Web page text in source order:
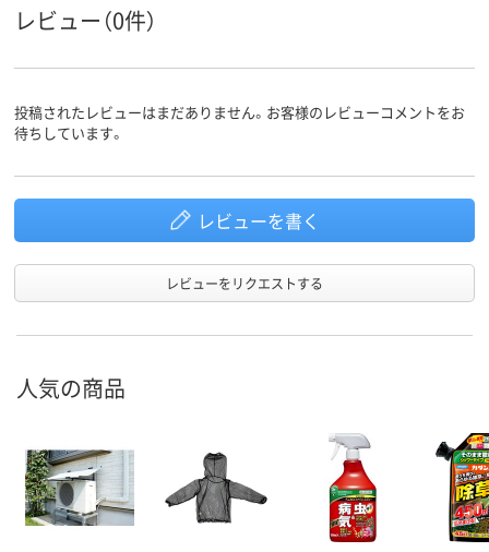
レビュー（0件）
投稿されたレビューはまだありません。お客様のレビューコメントをお
待ちしています。
レビューを書く
レビューをリクエストする
人気の商品